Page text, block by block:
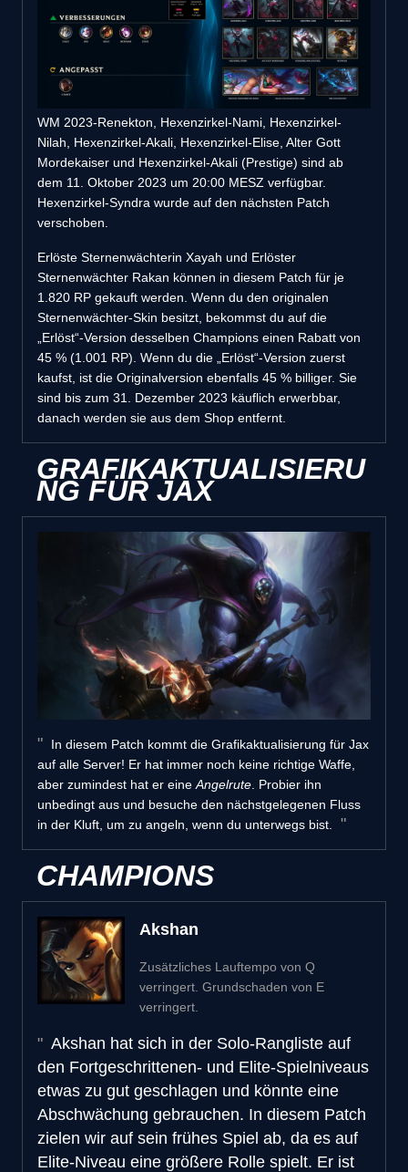
WM 2023-Renekton, Hexenzirkel-Nami, Hexenzirkel-
Nilah, Hexenzirkel-Akali, Hexenzirkel-Elise, Alter Gott
Mordekaiser und Hexenzirkel-Akali (Prestige) sind ab
dem 11. Oktober 2023 um 20:00 MESZ verfügbar.
Hexenzirkel-Syndra wurde auf den nächsten Patch
verschoben.
Erlöste Sternenwächterin Xayah und Erlöster
Sternenwächter Rakan können in diesem Patch für je
1.820 RP gekauft werden. Wenn du den originalen
Sternenwächter-Skin besitzt, bekommst du auf die
„Erlöst“-Version desselben Champions einen Rabatt von
45 % (1.001 RP). Wenn du die „Erlöst“-Version zuerst
kaufst, ist die Originalversion ebenfalls 45 % billiger. Sie
sind bis zum 31. Dezember 2023 käuflich erwerbbar,
danach werden sie aus dem Shop entfernt.
GRAFIKAKTUALISIERU
NG FÜR JAX
In diesem Patch kommt die Grafikaktualisierung für Jax
auf alle Server! Er hat immer noch keine richtige Waffe,
aber zumindest hat er eine Angelrute . Probier ihn
unbedingt aus und besuche den nächstgelegenen Fluss
in der Kluft, um zu angeln, wenn du unterwegs bist.
CHAMPIONS
Akshan
Zusätzliches Lauftempo von Q
verringert. Grundschaden von E
verringert.
Akshan hat sich in der Solo-Rangliste auf
den Fortgeschrittenen- und Elite-Spielniveaus
etwas zu gut geschlagen und könnte eine
Abschwächung gebrauchen. In diesem Patch
zielen wir auf sein frühes Spiel ab, da es auf
Elite-Niveau eine größere Rolle spielt. Er ist